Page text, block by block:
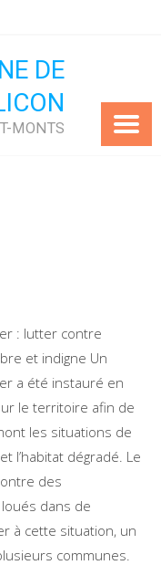
DE
MONTS
: lutter contre
et indigne Un
a été instauré en
le territoire afin de
les situations de
l’habitat dégradé. Le
des
dans de
à cette situation, un
communes.